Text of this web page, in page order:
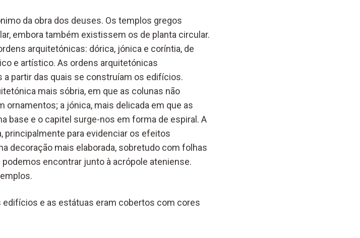
da obra dos deuses. Os templos gregos
embora também existissem os de planta circular.
arquitetónicas: dórica, jónica e coríntia, de
e artístico. As ordens arquitetónicas
partir das quais se construíam os edifícios.
mais sóbria, em que as colunas não
ornamentos; a jónica, mais delicada em que as
base e o capitel surge-nos em forma de espiral. A
principalmente para evidenciar os efeitos
decoração mais elaborada, sobretudo com folhas
encontrar junto à acrópole ateniense.
edifícios e as estátuas eram cobertos com cores